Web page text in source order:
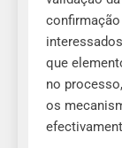
que
no
os